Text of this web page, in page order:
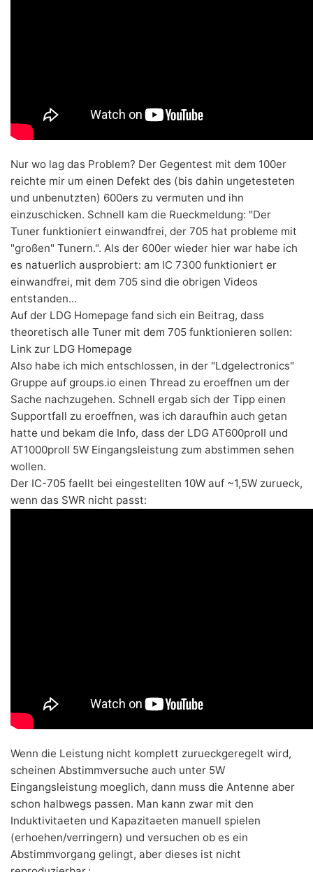
Nur wo lag das Problem? Der Gegentest mit dem 100er
reichte mir um einen Defekt des (bis dahin ungetesteten
und unbenutzten) 600ers zu vermuten und ihn
einzuschicken. Schnell kam die Rueckmeldung: "Der
Tuner funktioniert einwandfrei, der 705 hat probleme mit
"großen" Tunern.". Als der 600er wieder hier war habe ich
es natuerlich ausprobiert: am IC 7300 funktioniert er
einwandfrei, mit dem 705 sind die obrigen Videos
entstanden...
Auf der LDG Homepage fand sich ein Beitrag, dass
theoretisch alle Tuner mit dem 705 funktionieren sollen:
Link zur LDG Homepage
Also habe ich mich entschlossen, in der "Ldgelectronics"
Gruppe auf groups.io einen Thread zu eroeffnen um der
Sache nachzugehen. Schnell ergab sich der Tipp einen
Supportfall zu eroeffnen, was ich daraufhin auch getan
hatte und bekam die Info, dass der LDG AT600proII und
AT1000proII 5W Eingangsleistung zum abstimmen sehen
wollen.
Der IC-705 faellt bei eingestellten 10W auf ~1,5W zurueck,
wenn das SWR nicht passt:
Wenn die Leistung nicht komplett zurueckgeregelt wird,
scheinen Abstimmversuche auch unter 5W
Eingangsleistung moeglich, dann muss die Antenne aber
schon halbwegs passen. Man kann zwar mit den
Induktivitaeten und Kapazitaeten manuell spielen
(erhoehen/verringern) und versuchen ob es ein
Abstimmvorgang gelingt, aber dieses ist nicht